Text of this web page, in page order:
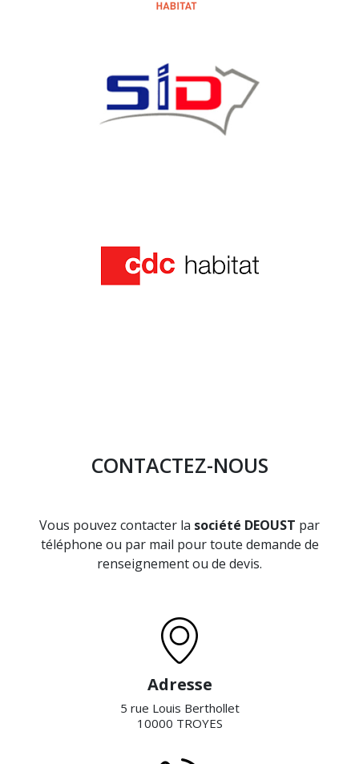
CONTACTEZ-NOUS
Vous pouvez contacter la société DEOUST par
téléphone ou par mail pour toute demande de
renseignement ou de devis.
Adresse
5 rue Louis Berthollet
10000 TROYES